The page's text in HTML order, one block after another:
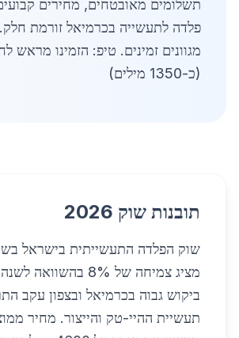
פלדה לתעשייה בכרמיאל זורמת חלק.
מגוונים זמינים. טיפ: הזמינו מראש
(כ-1350 מילים)
תובנות שוק 2026
מציג צמיחה של 8%
ביקוש גבוה בכרמיאל ובצפון עקב
תעשיית ההיי-טק והייצור. מחיר